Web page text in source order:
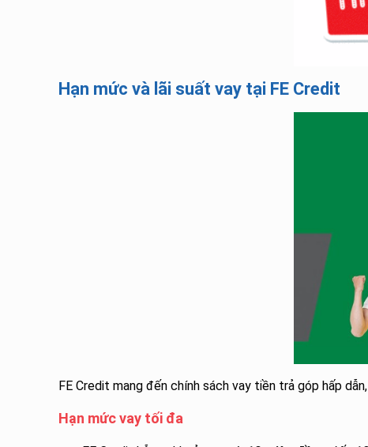
Hạn mức và lãi suất vay tại FE Credit
FE Credit mang đến chính sách vay tiền trả góp hấp
Hạn mức vay tối đa